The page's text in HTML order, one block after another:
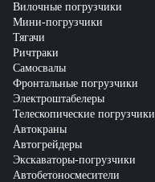
Вилочные погрузчики
Мини-погрузчики
Тягачи
Ричтраки
Самосвалы
Фронтальные погрузчики
Электроштабелеры
Телескопические погрузчики
Автокраны
Автогрейдеры
Экскаваторы-погрузчики
Автобетоносмесители